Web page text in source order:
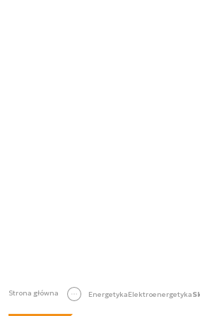
Strona główna EnergetykaElektroenergetyka